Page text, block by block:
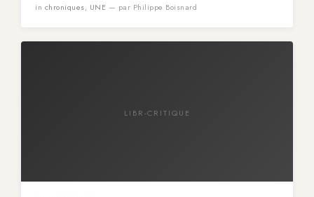
in chroniques, UNE — par Philippe Boisnard
LIBR-CRITIQUE